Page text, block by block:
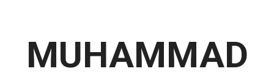
MUHAMMAD